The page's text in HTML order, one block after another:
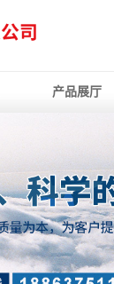
产品展厅